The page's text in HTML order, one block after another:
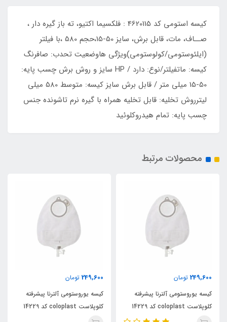
کیسه استومی کد 4620115 : فلکسیما اکتیو، ته باز گیره دار ،
صــاف، مات، قابل برش، سایز 50-15،حجم 580 ،با فیلتر
(ایلئوستومی/کولوستومی)ویژگی هاوضعیت تحدب: صافرنگ
کیسه: ماتفیلتر/نوع: دارد / HP سایز و روش برش چسب پایه:
50-15 میلی متر / قابل برش سایز کیسه: متوسط 580 میلی
لیترروش تخلیه: قابل تخلیه همراه با گیره نرم تاشونده جنس
چسب پایه: تمام هیدروکلوئید
محصولات مرتبط
249,600 تومان
کیسه یوروستومی آلترنا پیشرفته
کلوپلاست coloplast کد 14229
249,600 تومان
کیسه یوروستومی آلترنا پیشرفته
کلوپلاست coloplast کد 14229